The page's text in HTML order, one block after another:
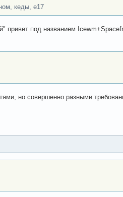
кеды, е17
привет под названием
но совершенно разными